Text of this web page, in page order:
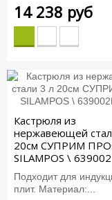
14 238 руб
Кастрюля из
нержавеющей
20см СУПРИМ
SILAMPOS \
Подходит для
плит. Материал:...